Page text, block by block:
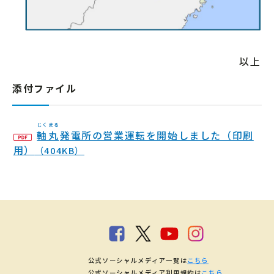
以上
添付ファイル
軸丸
じくまる
発電所の営業運転を開始しました（印刷
用）
（404KB）
公式ソーシャルメディア一覧は こちら